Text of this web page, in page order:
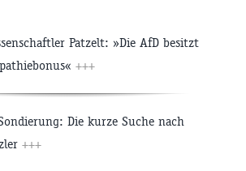
Patzelt: »Die AfD besitzt
+++
Die kurze Suche nach
+++